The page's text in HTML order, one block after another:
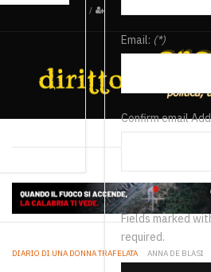
/
Email: (*)
Confirm email
Fields marked
required.
DIARIO DI UNA DONNA TRAFELATA ANNA DE BLASI